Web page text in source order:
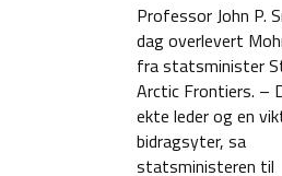
Professor John P.
dag overlevert
fra statsminister
Arctic Frontiers. –
ekte leder og en
bidragsyter, sa
statsministeren til